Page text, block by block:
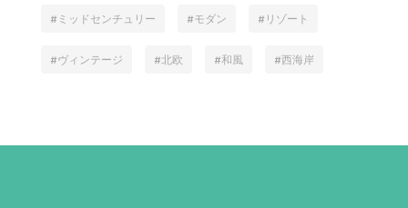
ミッドセンチュリー モダン リゾート
ヴィンテージ 北欧 和風 西海岸